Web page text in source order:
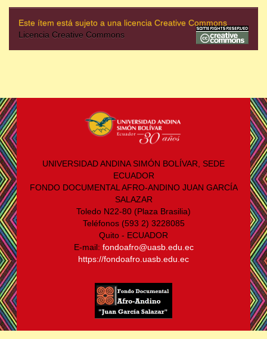
Este ítem está sujeto a una licencia Creative Commons
Licencia Creative Commons
UNIVERSIDAD ANDINA SIMÓN BOLÍVAR, SEDE
ECUADOR
FONDO DOCUMENTAL AFRO-ANDINO JUAN GARCÍA
SALAZAR
Toledo N22-80 (Plaza Brasilia)
Teléfonos (593 2) 3228085
Quito - ECUADOR
E-mail: fondoafro@uasb.edu.ec
https://fondoafro.uasb.edu.ec